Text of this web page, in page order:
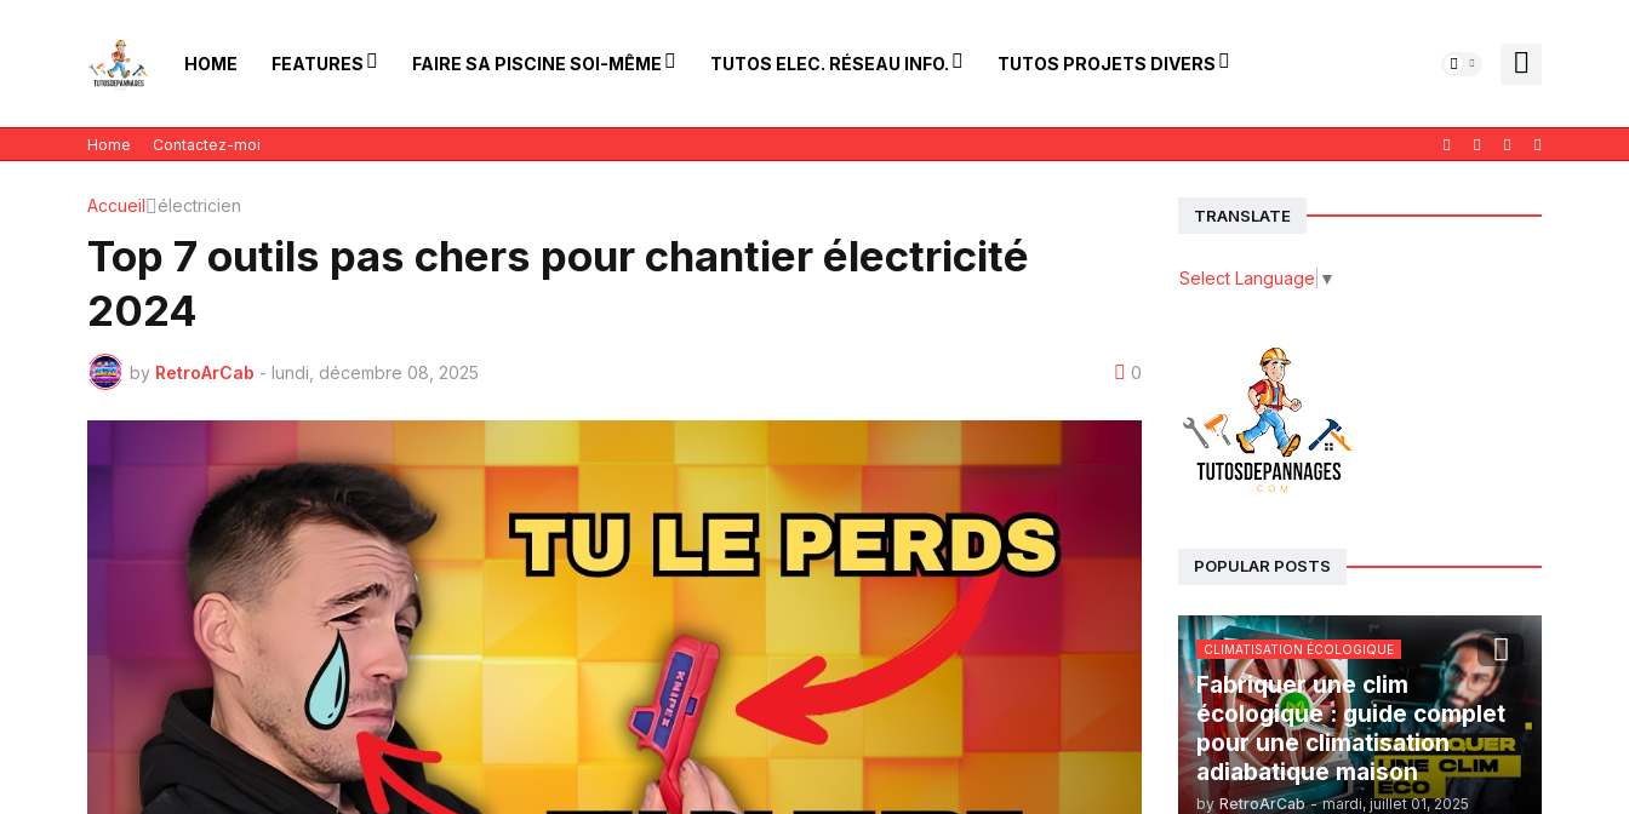
HOME FEATURES FAIRE SA PISCINE SOI-MÊME TUTOS ELEC. RÉSEAU INFO. TUTOS PROJETS DIVERS
Home Contactez-moi
Accueil électricien
Top 7 outils pas chers pour chantier électricité
2024
by RetroArCab - lundi, décembre 08, 2025 0
TRANSLATE
Select Language ▼
POPULAR POSTS
CLIMATISATION ÉCOLOGIQUE
Fabriquer une clim
écologique : guide complet
pour une climatisation
adiabatique maison
by RetroArCab - mardi, juillet 01, 2025